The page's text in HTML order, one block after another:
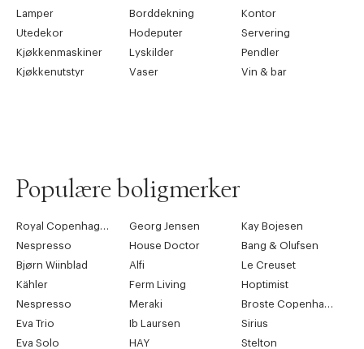
Lamper
Borddekning
Kontor
Utedekor
Hodeputer
Servering
Kjøkkenmaskiner
Lyskilder
Pendler
Kjøkkenutstyr
Vaser Vin & bar
Populære boligmerker
Royal Copenhagen Georg Jensen
Kay Bojesen
Nespresso
House Doctor
Bang & Olufsen
Bjørn Wiinblad
Alfi
Le Creuset
Kähler
Ferm Living
Hoptimist
Nespresso
Meraki
Broste Copenhagen
Eva Trio
Ib Laursen
Sirius
Eva Solo
HAY
Stelton